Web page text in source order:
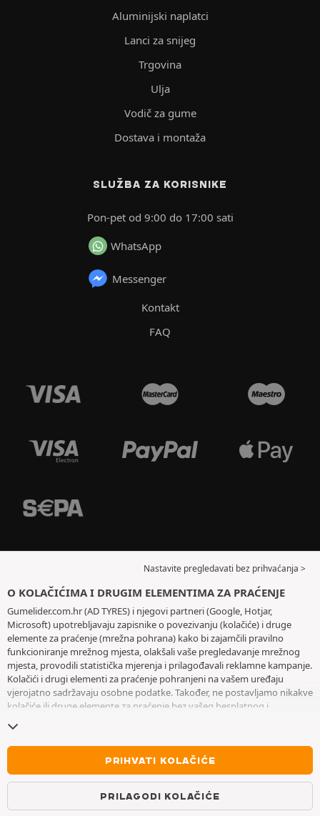
Aluminijski naplatci
Lanci za snijeg
Trgovina
Ulja
Vodič za gume
Dostava i montaža
SLUŽBA ZA KORISNIKE
Pon-pet od 9:00 do 17:00 sati
WhatsApp
Messenger
Kontakt
FAQ
Nastavite pregledavati bez prihvaćanja >
O KOLAČIĆIMA I DRUGIM ELEMENTIMA ZA PRAĆENJE
Gumelider.com.hr (AD TYRES) i njegovi partneri (Google, Hotjar,
Microsoft) upotrebljavaju zapisnike o povezivanju (kolačiće) i druge
elemente za praćenje (mrežna pohrana) kako bi zajamčili pravilno
funkcioniranje mrežnog mjesta, olakšali vaše pregledavanje mrežnog
mjesta, provodili statistička mjerenja i prilagođavali reklamne kampanje.
Kolačići i drugi elementi za praćenje pohranjeni na vašem uređaju
vjerojatno sadržavaju osobne podatke. Također, ne postavljamo nikakve
kolačiće ili druge elemente za praćenje bez vašeg besplatnog i
Zadržavamo vaš odabir tijekom šest mjeseci. Svoj pristanak možete
povući u bilo kojem trenutku posjetom stranice posvećenekolačićima i
drugim elementima za praćenje. Možete odabrati pregledavanje bez
prihvaćanja pohranjivanja kolačića ili drugih elemenata za praćenje.
Odbijanjem se ne onemogućava pristupanje uslugama AD TYRES. Za
više informacija pogledajtestranicu posvećenu kolačićima i drugim
PRIHVATI KOLAČIĆE
PRILAGODI KOLAČIĆE